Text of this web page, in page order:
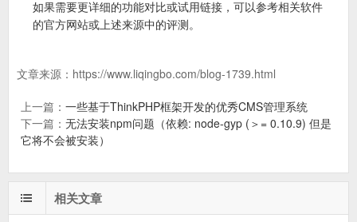
如果需要更详细的功能对比或试用链接，可以参考相关软件
的官方网站或上述来源中的评测。
文章来源： https://www.liqingbo.com/blog-1739.html
上一篇： 一些基于ThinkPHP框架开发的优秀CMS管理系统
下一篇： 无法安装npm问题（依赖: node-gyp (＞= 0.10.9) 但是
它将不会被安装）
相关文章